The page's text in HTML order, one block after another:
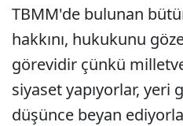
TBMM'de bulunan
hakkını, hukukunu
görevidir çünkü
siyaset yapıyorlar,
düşünce beyan